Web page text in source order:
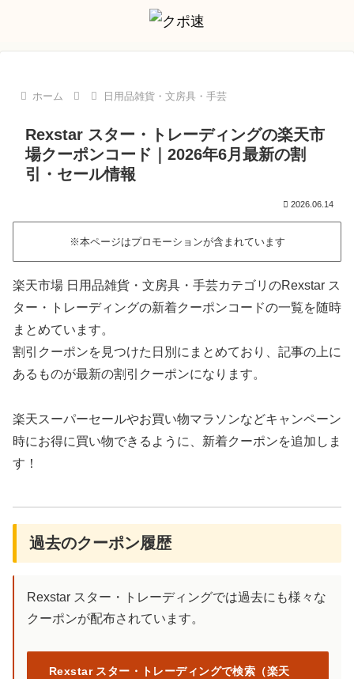
ホーム 日用品雑貨・文房具・手芸
Rexstar スター・トレーディングの楽天市
場クーポンコード｜2026年6月最新の割
引・セール情報
2026.06.14
※本ページはプロモーションが含まれています
楽天市場 日用品雑貨・文房具・手芸カテゴリのRexstar ス
ター・トレーディングの新着クーポンコードの一覧を随時
まとめています。
割引クーポンを見つけた日別にまとめており、記事の上に
あるものが最新の割引クーポンになります。
楽天スーパーセールやお買い物マラソンなどキャンペーン
時にお得に買い物できるように、新着クーポンを追加しま
す！
過去のクーポン履歴
Rexstar スター・トレーディングでは過去にも様々な
クーポンが配布されています。
Rexstar スター・トレーディングで検索（楽天